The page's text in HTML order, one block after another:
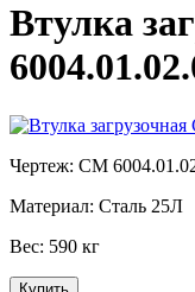
Втулка
Чертеж: СМ
Материал: Сталь 25Л
Вес: 590 кг